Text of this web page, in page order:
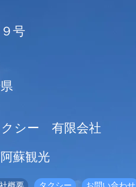
号
クシー 有限会社
蘇観光